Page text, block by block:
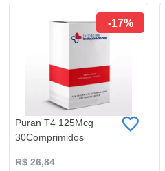
-17%
Puran T4 125Mcg
30Comprimidos
R$ 26,84